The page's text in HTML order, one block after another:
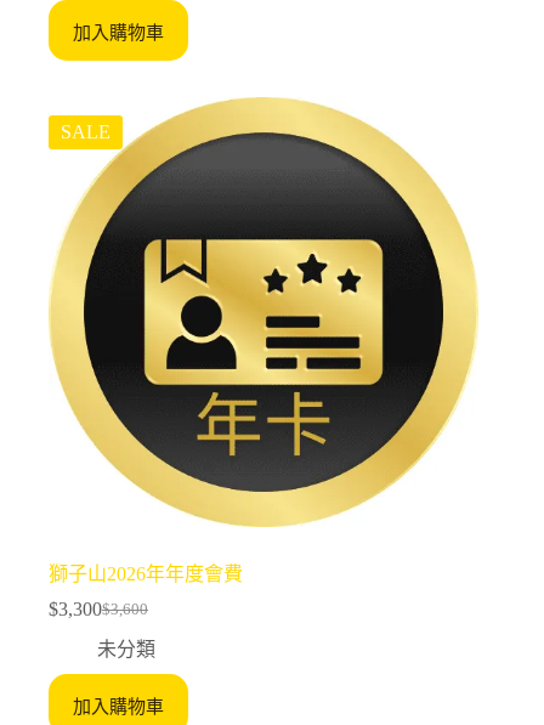
加入購物車
SALE
獅子山2026年年度會費
$3,600
Original
price
was:
$3,300Current
price
is:
未分類
加入購物車